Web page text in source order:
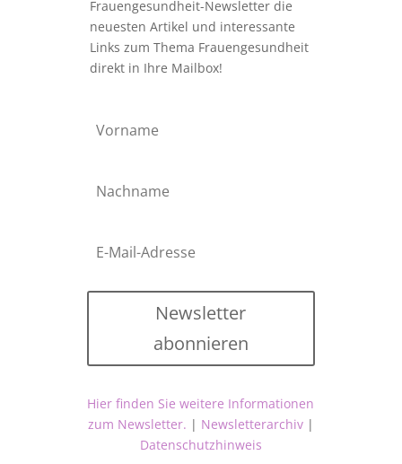
Frauengesundheit-Newsletter die
neuesten Artikel und interessante
Links zum Thema Frauengesundheit
direkt in Ihre Mailbox!
Newsletter
abonnieren
Hier finden Sie weitere Informationen
zum Newsletter. | Newsletterarchiv|
Datenschutzhinweis